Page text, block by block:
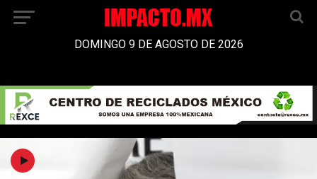
DOMINGO 9 DE AGOSTO DE 2026